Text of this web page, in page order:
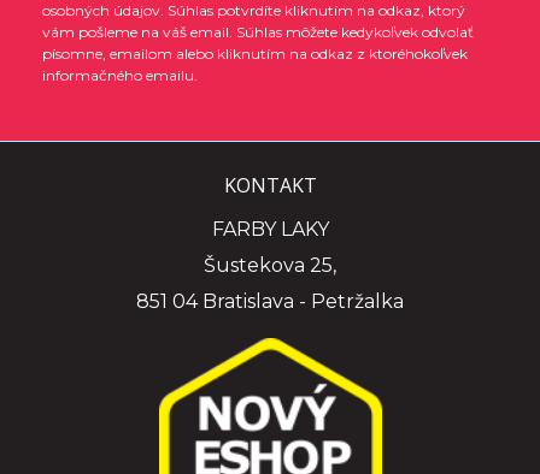
osobných údajov. Súhlas potvrdíte kliknutím na odkaz, ktorý
vám pošleme na váš email. Súhlas môžete kedykoľvek odvolať
písomne, emailom alebo kliknutím na odkaz z ktoréhokoľvek
informačného emailu.
KONTAKT
FARBY LAKY
Šustekova 25,
851 04 Bratislava - Petržalka